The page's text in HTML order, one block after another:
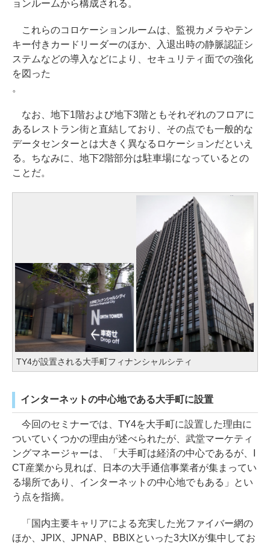
ョンルームから構成される。
これらのコロケーションルームは、監視カメラやテン
キー付きカードリーダーのほか、入退出時の静脈認証シ
ステムなどの導入などにより、セキュリティ面での強化
を図った
。
なお、地下1階および地下3階ともそれぞれのフロアに
あるレストラン街と直結しており、その点でも一般的な
データセンターとは大きく異なるロケーションだといえ
る。ちなみに、地下2階部分は駐車場になっているとの
ことだ。
TY4が設置される大手町フィナンシャルシティ
インターネットの中心地である大手町に設置
今回のセミナーでは、TY4を大手町に設置した理由に
ついていくつかの理由が述べられたが、武堂マーケティ
ングマネージャーは、「大手町は経済の中心であるが、I
CT産業から見れば、日本の大手通信事業者が集まってい
る場所であり、インターネットの中心地でもある」とい
う点を指摘。
「国内主要キャリアによる充実した光ファイバー網の
ほか、JPIX、JPNAP、BBIXといった3大IXが集中してお